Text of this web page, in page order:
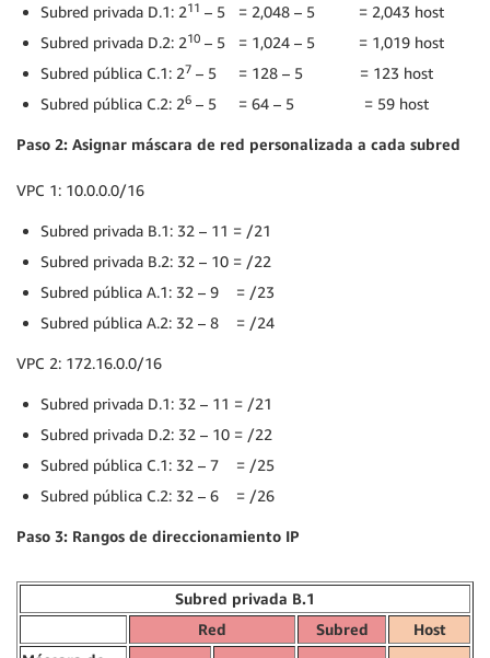
Subred privada D.1: 211 – 5 = 2,048 – 5 = 2,043 host
Subred privada D.2: 210 – 5 = 1,024 – 5 = 1,019 host
Subred pública C.1: 27 – 5 = 128 – 5 = 123 host
Subred pública C.2: 26 – 5 = 64 – 5 = 59 host
Paso 2: Asignar máscara de red personalizada a cada subred
VPC 1: 10.0.0.0/16
Subred privada B.1: 32 – 11 = /21
Subred privada B.2: 32 – 10 = /22
Subred pública A.1: 32 – 9 = /23
Subred pública A.2: 32 – 8 = /24
VPC 2: 172.16.0.0/16
Subred privada D.1: 32 – 11 = /21
Subred privada D.2: 32 – 10 = /22
Subred pública C.1: 32 – 7 = /25
Subred pública C.2: 32 – 6 = /26
Paso 3: Rangos de direccionamiento IP
Subred privada B.1
Red
Subred
Host